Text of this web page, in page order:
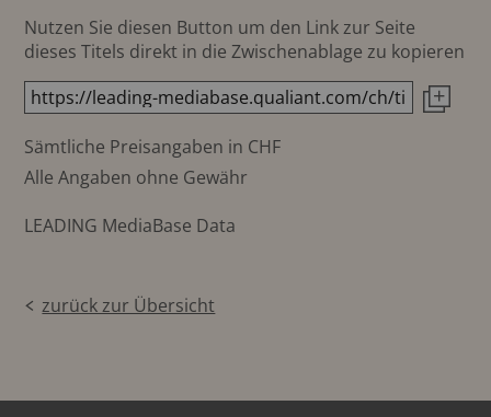
Nutzen Sie diesen Button um den Link zur Seite
dieses Titels direkt in die Zwischenablage zu kopieren
Sämtliche Preisangaben in CHF
Alle Angaben ohne Gewähr
LEADING MediaBase Data
zurück zur Übersicht